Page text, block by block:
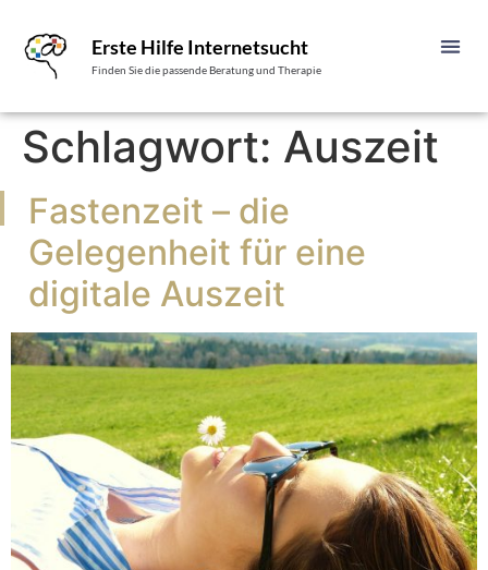
Erste Hilfe Internetsucht
Finden Sie die passende Beratung und Therapie
Schlagwort: Auszeit
Fastenzeit – die
Gelegenheit für eine
digitale Auszeit